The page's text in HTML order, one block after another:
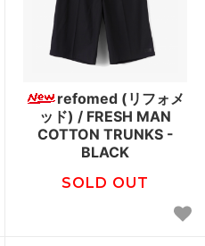
refomed (リフォメ
ッド) / FRESH MAN
COTTON TRUNKS -
BLACK
SOLD OUT